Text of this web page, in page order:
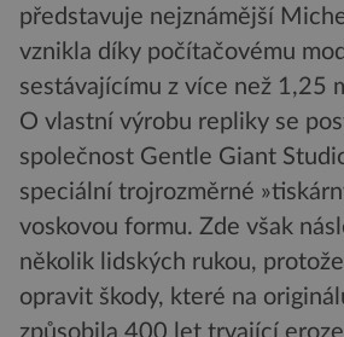
představuje nejznámější
vznikla díky počítačovému
sestávajícímu z více než 1,25
O vlastní výrobu repliky se
společnost Gentle Giant
speciální trojrozměrné
voskovou formu. Zde však
několik lidských rukou,
opravit škody, které na
způsobila 400 let trvající